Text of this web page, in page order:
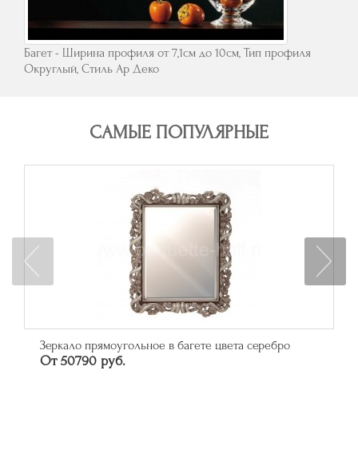
Багет - Ширина профиля от 7,1см до 10см, Тип профиля
Округлый, Стиль Ар Деко
САМЫЕ ПОПУЛЯРНЫЕ
Зеркало прямоугольное в багете цвета серебро
От 50790 руб.